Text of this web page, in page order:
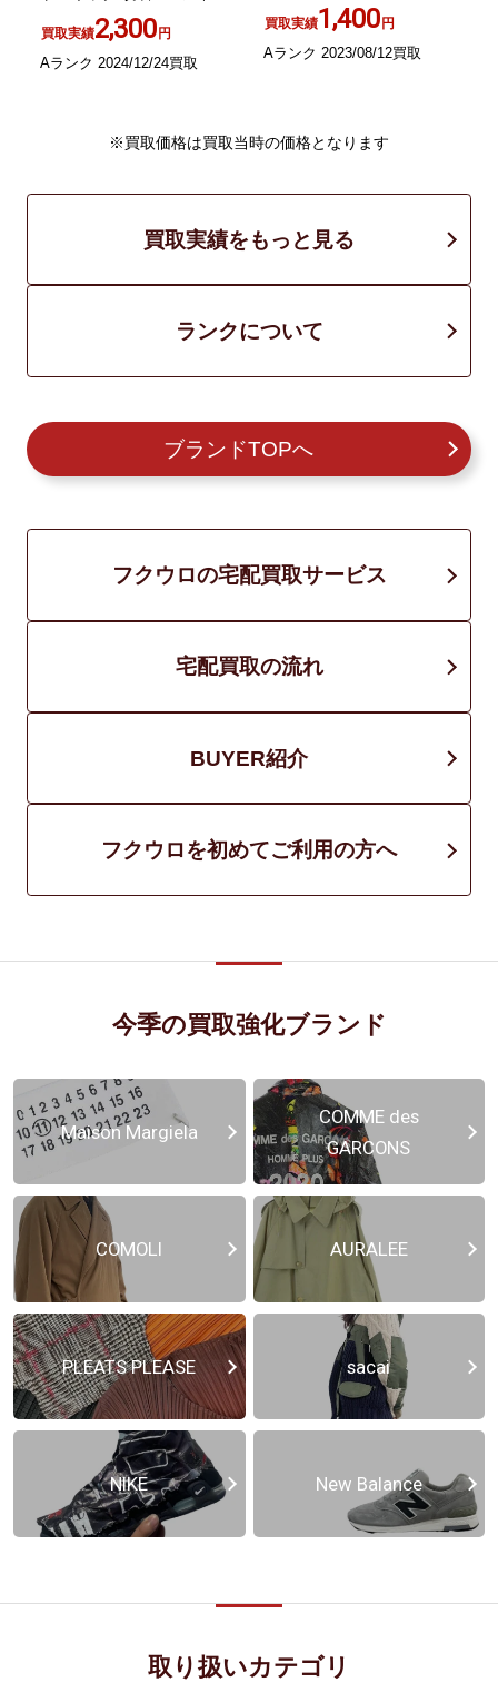
リー マルチカラー
買取実績2,300円
Aランク 2024/12/24買取
買取実績1,400円
Aランク 2023/08/12買取
※買取価格は買取当時の価格となります
買取実績をもっと見る
ランクについて
ブランドTOPへ
フクウロの宅配買取サービス
宅配買取の流れ
BUYER紹介
フクウロを初めてご利用の方へ
今季の買取強化ブランド
Maison Margiela
COMME des
GARCONS
COMOLI AURALEE
PLEATS PLEASE sacai
NIKE New Balance
取り扱いカテゴリ